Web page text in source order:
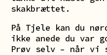
skakbrættet.
På Tjele kan du
ikke anede du var
Prøv selv – når vi